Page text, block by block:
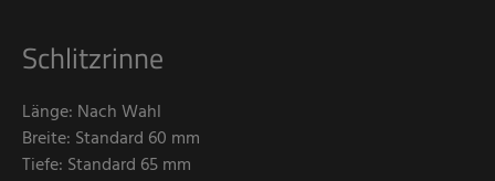
Schlitzrinne
Länge: Nach Wahl
Breite: Standard 60 mm
Tiefe: Standard 65 mm